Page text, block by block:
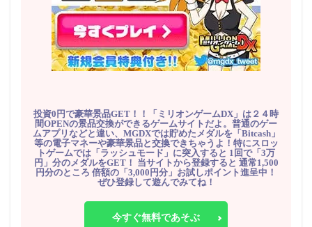
投資0円で豪華景品GET！！「ミリオンゲームDX」は２４時
間OPENの景品交換ができるゲームサイトだよ。普通のゲー
ムアプリなどと違い、MGDXでは貯めたメダルを「Bitcash」
等の電子マネーや豪華景品と交換できちゃうよ！特にスロッ
トゲームでは「ラッシュモード」に突入すると 1回で「3万
円」分のメダルをGET！ 当サイトから登録すると 通常1,500
円分のところ 倍額の「3,000円分」お試しポイント進呈中！
ぜひ登録して遊んでみてね！
今すぐ無料であそぶ